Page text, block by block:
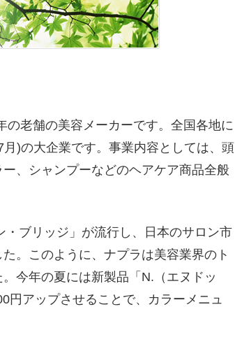
老舗の美容メーカーです。全国各地に
月)の大企業です。事業内容としては、頭
、シャンプーなどのヘアケア商品全般
ブリッジ」が流行し、日本のサロン市
。このように、ナプラは美容業界のト
今年の夏には新製品「N.（エヌドッ
円アップさせることで、カラーメニュ